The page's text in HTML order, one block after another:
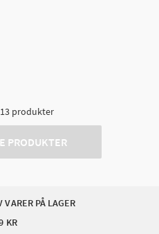
13produkter
PRODUKTER
VARER PÅ LAGER
KR